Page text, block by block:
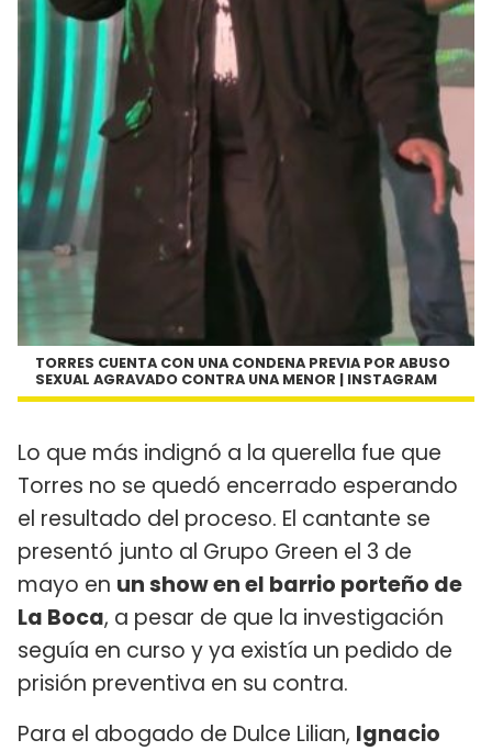
TORRES CUENTA CON UNA CONDENA PREVIA POR ABUSO
SEXUAL AGRAVADO CONTRA UNA MENOR | INSTAGRAM
Lo que más indignó a la querella fue que
Torres no se quedó encerrado esperando
el resultado del proceso. El cantante se
presentó junto al Grupo Green el 3 de
mayo en un show en el barrio porteño de
La Boca, a pesar de que la investigación
seguía en curso y ya existía un pedido de
prisión preventiva en su contra.
Para el abogado de Dulce Lilian, Ignacio